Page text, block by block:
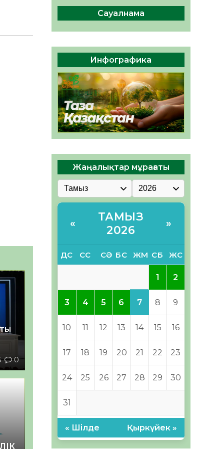
0
Руслан Рүстемұлы облыс
әкімінің кеңесшісі болып
тағайындалды
05.08.2026
36 0
Сауалнама
Инфографика
Жаңалықтар мұрағаты
«
ТАМЫЗ
2026
»
ДС СС СӘ БС ЖМ СБ ЖС
1 2
3 4 5 6 7 8 9
10 11 12 13 14 15 16
17 18 19 20 21 22 23
24 25 26 27 28 29 30
31
« Шілде Қыркүйек »